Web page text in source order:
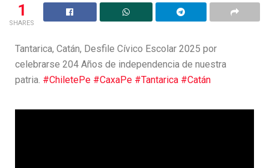
1
SHARES
Tantarica, Catán, Desfile Cívico Escolar 2025 por
celebrarse 204 Años de independencia de nuestra
patria. #ChiletePe #CaxaPe #Tantarica #Catán